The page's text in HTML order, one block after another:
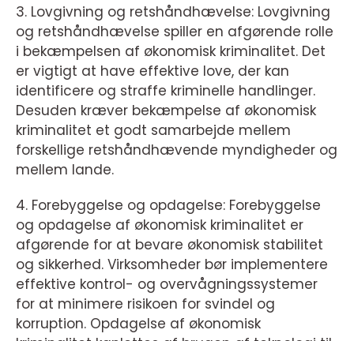
3. Lovgivning og retshåndhævelse: Lovgivning
og retshåndhævelse spiller en afgørende rolle
i bekæmpelsen af økonomisk kriminalitet. Det
er vigtigt at have effektive love, der kan
identificere og straffe kriminelle handlinger.
Desuden kræver bekæmpelse af økonomisk
kriminalitet et godt samarbejde mellem
forskellige retshåndhævende myndigheder og
mellem lande.
4. Forebyggelse og opdagelse: Forebyggelse
og opdagelse af økonomisk kriminalitet er
afgørende for at bevare økonomisk stabilitet
og sikkerhed. Virksomheder bør implementere
effektive kontrol- og overvågningssystemer
for at minimere risikoen for svindel og
korruption. Opdagelse af økonomisk